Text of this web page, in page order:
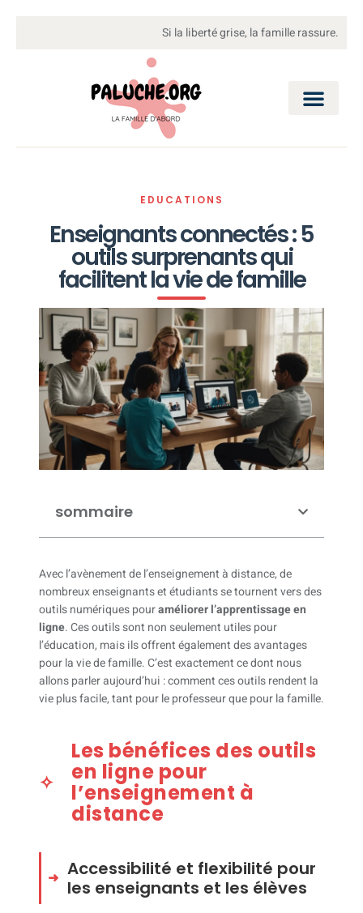
Si la liberté grise, la famille rassure.
EDUCATIONS
Enseignants connectés : 5
outils surprenants qui
facilitent la vie de famille
sommaire
Avec l’avènement de l’enseignement à distance, de
nombreux enseignants et étudiants se tournent vers des
outils numériques pouraméliorer l’apprentissage en
ligne. Ces outils sont non seulement utiles pour
l’éducation, mais ils offrent également des avantages
pour la vie de famille. C’est exactement ce dont nous
allons parler aujourd’hui : comment ces outils rendent la
vie plus facile, tant pour le professeur que pour la famille.
Les bénéfices des outils
en ligne pour
l’enseignement à
distance
Accessibilité et flexibilité pour
les enseignants et les élèves